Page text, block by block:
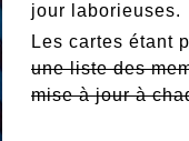
jour laborieuses.
Les cartes étant
une liste des
mise à jour à